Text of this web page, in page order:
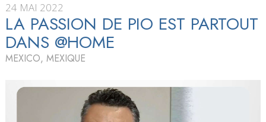
24 MAI 2022
LA PASSION DE PIO EST PARTOUT
DANS @HOME
MEXICO, MEXIQUE